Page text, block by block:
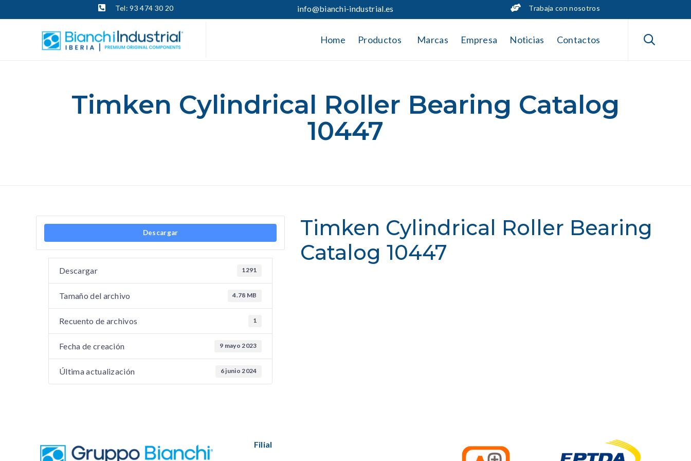
Tel: 93 474 30 20 info@bianchi-industrial.es Trabaja con nosotros
Home Productos Marcas Empresa Noticias Contactos 
Timken Cylindrical Roller Bearing Catalog
10447
Descargar
Descargar 1291
Tamaño del archivo 4.78 MB
Recuento de archivos 1
Fecha de creación 9 mayo 2023
Última actualización 6 junio 2024
Timken Cylindrical Roller Bearing
Catalog 10447
Filial